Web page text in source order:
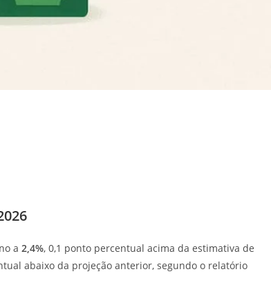
a 2,4%, 0,1 ponto percentual acima da estimativa de
abaixo da projeção anterior, segundo o relatório